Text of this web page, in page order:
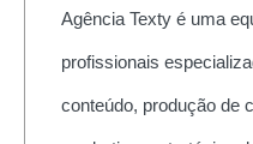
Agência Texty é uma
profissionais
conteúdo, produção de